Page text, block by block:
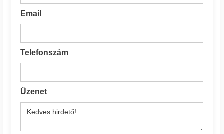
Email
Telefonszám
Üzenet